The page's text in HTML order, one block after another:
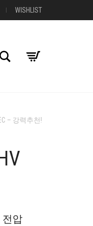
WISHLIST
검색
– 강력추천!
전압